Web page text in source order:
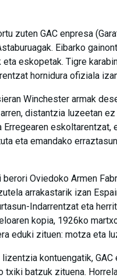
zuten GAC enpresa
Eibarko
eskopetak. Tigre
hornidura ofiziala
Winchester armak
distantzia luzeetan
Erregearen
eta emandako
Oviedoko Armen
arrakastarik izan
Indarrentzat eta
kopia, 1926ko
eduki zituen: motza eta
lizentzia kontuengatik,
txiki batzuk zituena.